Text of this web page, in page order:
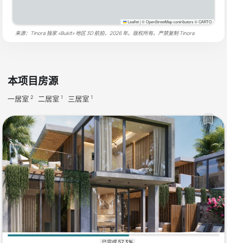
Leaflet|© OpenStreetMap contributors © CARTO
来源：Tinora 独家 «Bukit» 地区 3D 航拍，2026 年。版权所有。严禁复制Tinora
本项目房源
一居室 2 二居室 1 三居室 1